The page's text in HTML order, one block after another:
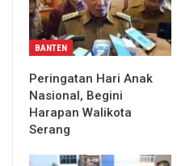
BANTEN
Peringatan Hari Anak
Nasional, Begini
Harapan Walikota
Serang